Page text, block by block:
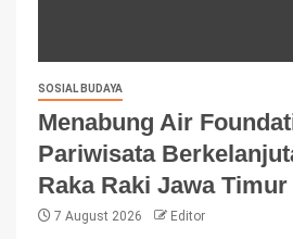
SOSIAL BUDAYA
Menabung Air
Pariwisata
Raka Raki Jawa Timur
7 August 2026 Editor